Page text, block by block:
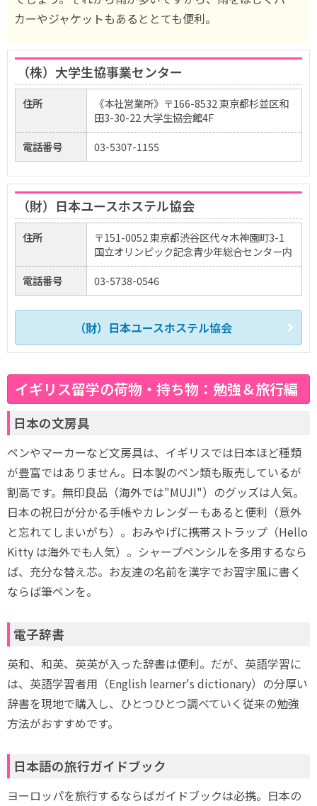
カーやジャケットもあるととても便利。
（株）大学生協事業センター
住所
《本社営業所》〒166-8532 東京都杉並区和
田3-30-22 大学生協会館4F
電話番号
03-5307-1155
（財）日本ユースホステル協会
住所
〒151-0052 東京都渋谷区代々木神園町3-1
国立オリンピック記念青少年総合センター内
電話番号
03-5738-0546
（財）日本ユースホステル協会
イギリス留学の荷物・持ち物：勉強＆旅行編
日本の文房具
ペンやマーカーなど文房具は、イギリスでは日本ほど種類
が豊富ではありません。日本製のペン類も販売しているが
割高です。無印良品（海外では"MUJI"）のグッズは人気。
日本の祝日が分かる手帳やカレンダーもあると便利（意外
と忘れてしまいがち）。おみやげに携帯ストラップ（Hello
Kitty は海外でも人気）。シャープペンシルを多用するなら
ば、充分な替え芯。お友達の名前を漢字でお習字風に書く
ならば筆ペンを。
電子辞書
英和、和英、英英が入った辞書は便利。だが、英語学習に
は、英語学習者用（English learner's dictionary）の分厚い
辞書を現地で購入し、ひとつひとつ調べていく従来の勉強
方法がおすすめです。
日本語の旅行ガイドブック
ヨーロッパを旅行するならばガイドブックは必携。日本の